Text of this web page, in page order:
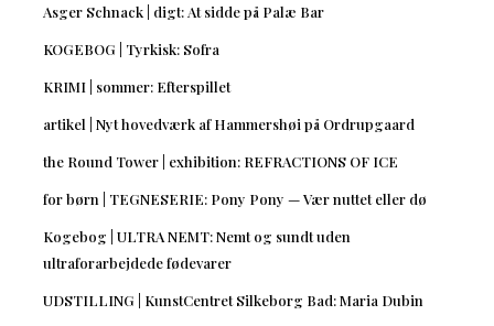
Asger Schnack | digt: At sidde på Palæ Bar
KOGEBOG | Tyrkisk: Sofra
KRIMI | sommer: Efterspillet
artikel | Nyt hovedværk af Hammershøi på Ordrupgaard
the Round Tower | exhibition: REFRACTIONS OF ICE
for børn | TEGNESERIE: Pony Pony — Vær nuttet eller dø
Kogebog | ULTRA NEMT: Nemt og sundt uden
ultraforarbejdede fødevarer
UDSTILLING | KunstCentret Silkeborg Bad: Maria Dubin